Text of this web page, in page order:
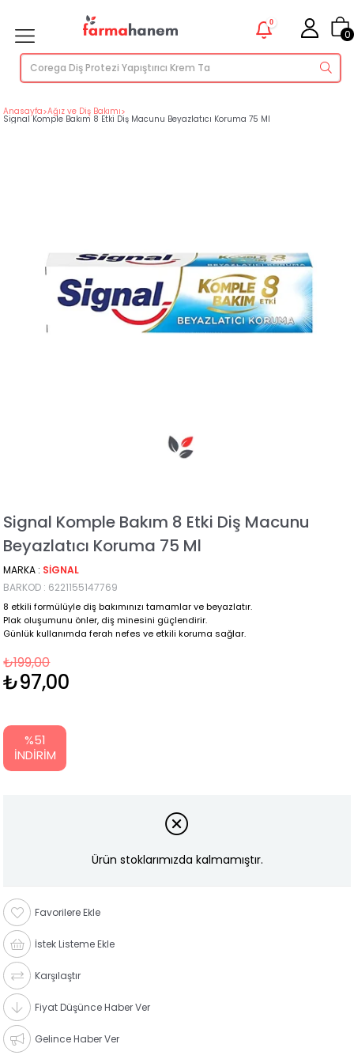
0
0
Anasayfa>Ağız ve Diş Bakımı>
Signal Komple Bakım 8 Etki Diş Macunu Beyazlatıcı Koruma 75 Ml
Signal Komple Bakım 8 Etki Diş Macunu
Beyazlatıcı Koruma 75 Ml
MARKA : SIGNAL
BARKOD : 6221155147769
8 etkili formülüyle diş bakımınızı tamamlar ve beyazlatır.
Plak oluşumunu önler, diş minesini güçlendirir.
Günlük kullanımda ferah nefes ve etkili koruma sağlar.
₺199,00
₺97,00
%51
İNDIRIM
Ürün stoklarımızda kalmamıştır.
Favorilere Ekle
İstek Listeme Ekle
Karşılaştır
Fiyat Düşünce Haber Ver
Gelince Haber Ver